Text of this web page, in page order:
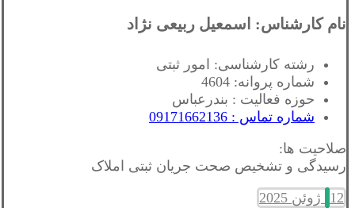
نام کارشناس: اسمعیل ربیعی نژاد
رشته کارشناسی: امور ثبتی
شماره پروانه: 4604
حوزه فعالیت : بندرعباس
شماره تماس : 09171662136
صلاحیت ها:
رسیدگی و تشخیص صحت جریان ثبتی املاک
12 ژوئن 2025